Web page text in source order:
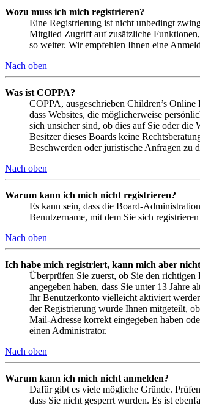
Wozu muss ich mich registrieren?
Eine Registrierung ist nicht unbedingt
Mitglied Zugriff auf zusätzliche
so weiter. Wir empfehlen Ihnen eine
Nach oben
Was ist COPPA?
COPPA, ausgeschrieben Children’s
dass Websites, die möglicherweise
sich unsicher sind, ob dies auf Sie oder die
Besitzer dieses Boards keine
Beschwerden oder juristische Anfragen zu
Nach oben
Warum kann ich mich nicht registrieren?
Es kann sein, dass die Board-
Benutzername, mit dem Sie sich
Nach oben
Ich habe mich registriert, kann mich aber
Überprüfen Sie zuerst, ob Sie den
angegeben haben, dass Sie unter 13 Jahre
Ihr Benutzerkonto vielleicht aktiviert
der Registrierung wurde Ihnen mitgeteilt,
Mail-Adresse korrekt eingegeben haben
einen Administrator.
Nach oben
Warum kann ich mich nicht anmelden?
Dafür gibt es viele mögliche Gründe.
dass Sie nicht gesperrt wurden. Es ist